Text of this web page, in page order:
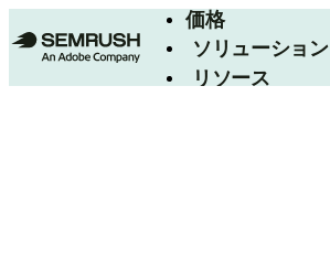
価格
ソリューション
リソース